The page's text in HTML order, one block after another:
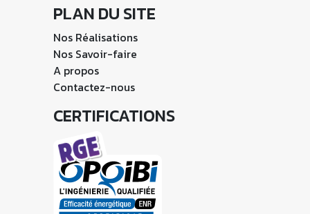
PLAN DU SITE
Nos Réalisations
Nos Savoir-faire
A propos
Contactez-nous
CERTIFICATIONS